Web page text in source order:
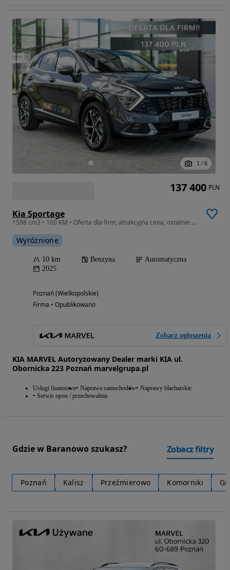
1 / 6
Kia Sportage
1598 cm3 • 160 KM • Oferta dla firm, atrakcyjna cena, ostatnie sztuki, sprawdź!!
Wyróżnione
10 km Benzyna
Automatyczna
2025
Poznań (Wielkopolskie)
Firma • Opublikowano
Zobacz ogłoszenia
KIA MARVEL Autoryzowany Dealer marki KIA ul.
Obornicka 223 Poznań marvelgrupa.pl
Usługi finansowe Naprawa samochodów Naprawy blacharskie
Serwis opon / przechowalnia
137 400 PLN
Gdzie w Baranowo szukasz? Zobacz filtry
Poznań Kalisz Przeźmierowo Komorniki